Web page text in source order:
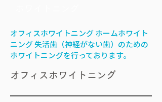
オフィスホワイトニング ホームホワイト
ニング 失活歯（神経がない歯）のための
ホワイトニングを行っております。
オフィスホワイトニング